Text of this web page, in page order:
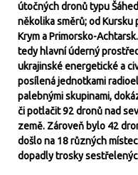
útočných dronů typu
několika směrů; od Kursku
Krym a Primorsko-
tedy hlavní úderný
ukrajinské energetické a
posílená jednotkami
palebnými skupinami,
či potlačit 92 dronů nad
země. Zároveň bylo 42
došlo na 18 různých
dopadly trosky